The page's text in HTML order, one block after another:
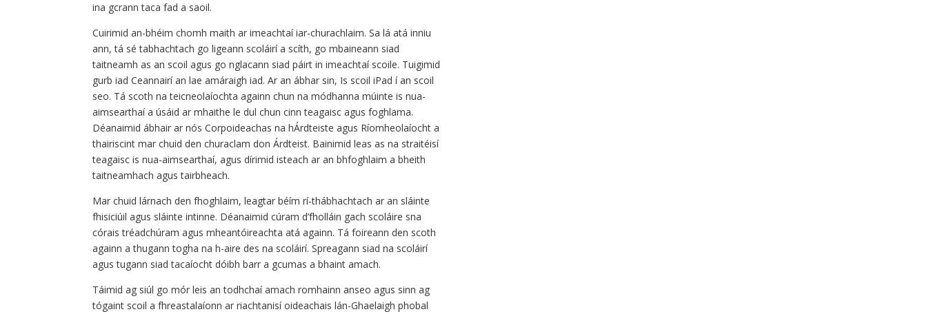
ina gcrann taca fad a saoil.
Cuirimid an-bhéim chomh maith ar imeachtaí iar-churachlaim. Sa lá atá inniu
ann, tá sé tabhachtach go ligeann scoláirí a scíth, go mbaineann siad
taitneamh as an scoil agus go nglacann siad páirt in imeachtaí scoile. Tuigimid
gurb iad Ceannairí an lae amáraigh iad. Ar an ábhar sin, Is scoil iPad í an scoil
seo. Tá scoth na teicneolaíochta againn chun na módhanna múinte is nua-
aimsearthaí a úsáid ar mhaithe le dul chun cinn teagaisc agus foghlama.
Déanaimid ábhair ar nós Corpoideachas na hÁrdteiste agus Ríomheolaíocht a
thairiscint mar chuid den churaclam don Árdteist. Bainimid leas as na straitéisí
teagaisc is nua-aimsearthaí, agus dírimid isteach ar an bhfoghlaim a bheith
taitneamhach agus tairbheach.
Mar chuid lárnach den fhoghlaim, leagtar béím rí-thábhachtach ar an sláinte
fhisiciúil agus sláinte intinne. Déanaimid cúram d’fholláin gach scoláire sna
córais tréadchúram agus mheantóireachta atá againn. Tá foireann den scoth
againn a thugann togha na h-aire des na scoláirí. Spreagann siad na scoláirí
agus tugann siad tacaíocht dóibh barr a gcumas a bhaint amach.
Táimid ag siúl go mór leis an todhchaí amach romhainn anseo agus sinn ag
tógaint scoil a fhreastalaíonn ar riachtanisí oideachais lán-Ghaelaigh phobal